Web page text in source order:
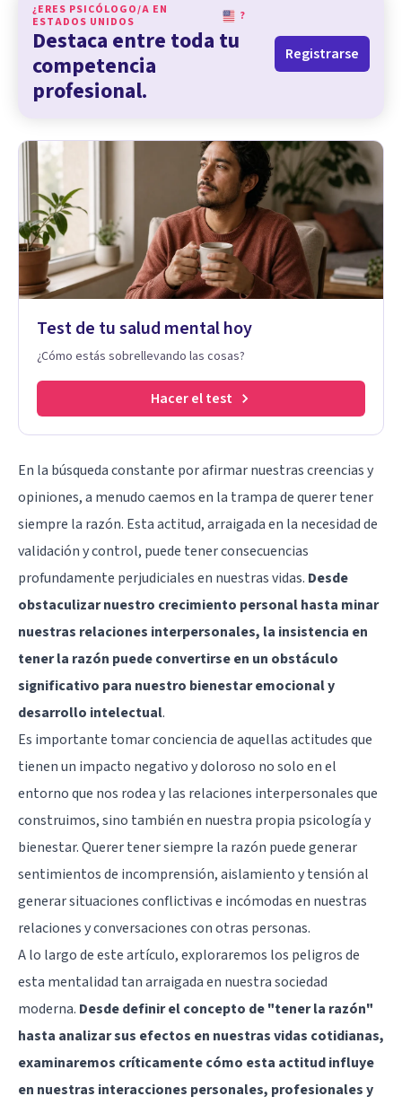
¿ERES PSICÓLOGO/A EN
ESTADOS UNIDOS
?
Destaca entre toda tu
competencia
profesional.
Registrarse
Test de tu salud mental hoy
¿Cómo estás sobrellevando las cosas?
Hacer el test
En la búsqueda constante por afirmar nuestras creencias y
opiniones, a menudo caemos en la trampa de querer tener
siempre la razón. Esta actitud, arraigada en la necesidad de
validación y control, puede tener consecuencias
profundamente perjudiciales en nuestras vidas. Desde
obstaculizar nuestro crecimiento personal hasta minar
nuestras relaciones interpersonales, la insistencia en
tener la razón puede convertirse en un obstáculo
significativo para nuestro bienestar emocional y
desarrollo intelectual.
Es importante tomar conciencia de aquellas actitudes que
tienen un impacto negativo y doloroso no solo en el
entorno que nos rodea y las relaciones interpersonales que
construimos, sino también en nuestra propia psicología y
bienestar. Querer tener siempre la razón puede generar
sentimientos de incomprensión, aislamiento y tensión al
generar situaciones conflictivas e incómodas en nuestras
relaciones y conversaciones con otras personas.
A lo largo de este artículo, exploraremos los peligros de
esta mentalidad tan arraigada en nuestra sociedad
moderna. Desde definir el concepto de "tener la razón"
hasta analizar sus efectos en nuestras vidas cotidianas,
examinaremos críticamente cómo esta actitud influye
en nuestras interacciones personales, profesionales y